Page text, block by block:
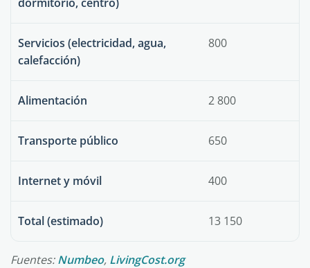
Servicios (electricidad, agua,
calefacción)
800
Alimentación 2 800
Transporte público 650
Internet y móvil 400
Total (estimado) 13 150
Fuentes:Numbeo, LivingCost.org